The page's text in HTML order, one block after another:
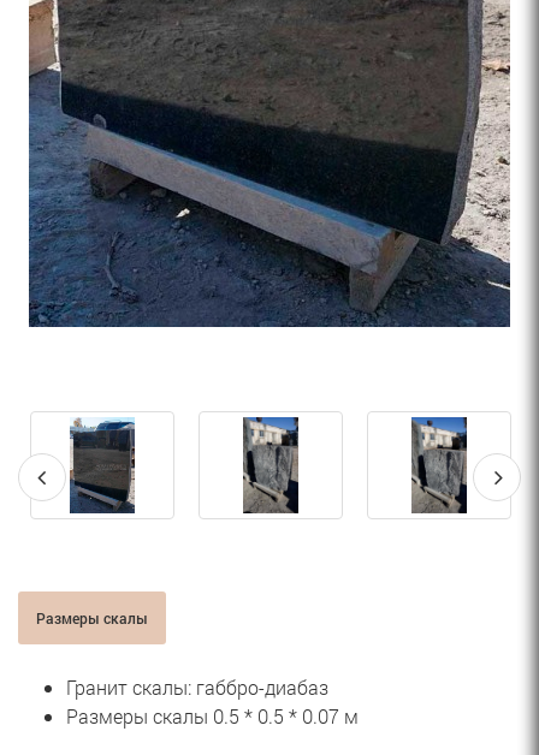
Размеры скалы
Гранит скалы: габбро-диабаз
Размеры скалы 0.5 * 0.5 * 0.07 м